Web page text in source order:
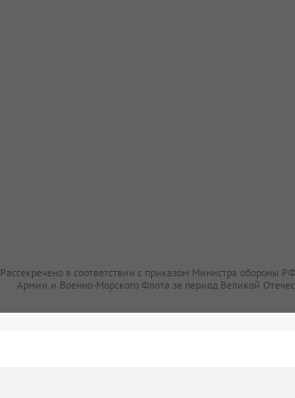
Рассекречено в соответствии с приказом Министра обороны
Армии и Военно-Морского Флота за период Великой